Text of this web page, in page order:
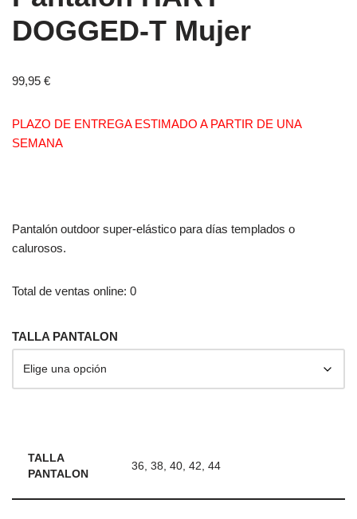
DOGGED-T Mujer
99,95 €
PLAZO DE ENTREGA ESTIMADO A PARTIR DE UNA
SEMANA
Pantalón outdoor super-elástico para días templados o
calurosos.
Total de ventas online: 0
TALLA PANTALON
TALLA
PANTALON
36, 38, 40, 42, 44